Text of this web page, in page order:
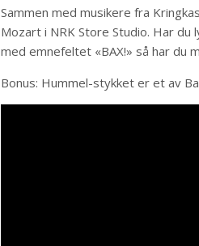
Sammen med musikere fra
Mozart i NRK Store Studio. Har du
med emnefeltet «BAX!» så har du
Bonus: Hummel-stykket er et av